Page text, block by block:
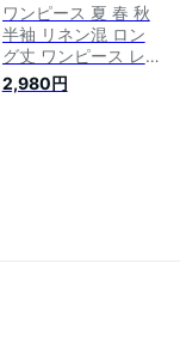
ワンピース 夏 春 秋
半袖 リネン混 ロン
グ丈 ワンピース レ
ディース チュニック
綿麻オン 膝丈 きれ
2,980円